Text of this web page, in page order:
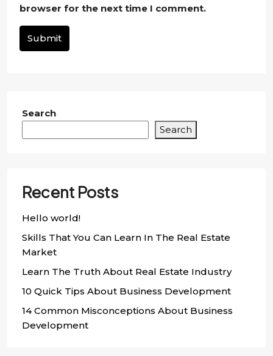
browser for the next time I comment.
Submit
Search
Search
Recent Posts
Hello world!
Skills That You Can Learn In The Real Estate
Market
Learn The Truth About Real Estate Industry
10 Quick Tips About Business Development
14 Common Misconceptions About Business
Development